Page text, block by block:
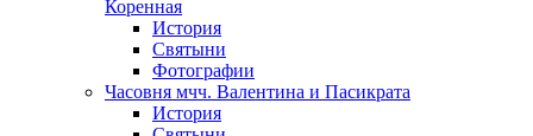
Коренная
История
Святыни
Фотографии
Часовня мчч. Валентина и Пасикрата
История